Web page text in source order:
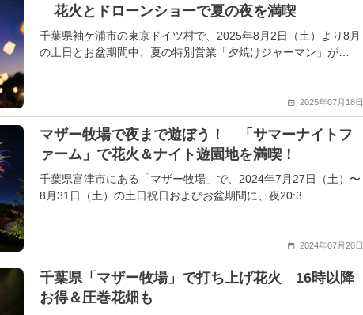
花火とドローンショーで夏の夜を満喫
千葉県袖ケ浦市の東京ドイツ村で、2025年8月2日（土）より8月
の土日とお盆期間中、夏の特別営業「夕焼けジャーマン」が…
2025年07月18日
マザー牧場で夜まで遊ぼう！ 「サマーナイトフ
ァーム」で花火＆ナイト遊園地を満喫！
千葉県富津市にある「マザー牧場」で、2024年7月27日（土）〜
8月31日（土）の土日祝日およびお盆期間に、夜20:3…
2024年07月20日
千葉県「マザー牧場」で打ち上げ花火 16時以降
お得＆圧巻花畑も